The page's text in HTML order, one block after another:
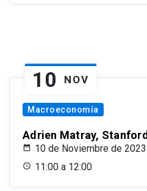
10 NOV
Macroeconomía
Adrien Matray, Stanford
10 de Noviembre de 2023
11:00 a 12:00